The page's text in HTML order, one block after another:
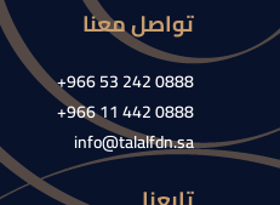
تواصل معنا
0888 242 53 966+
0888 442 11 966+
info@talalfdn.sa